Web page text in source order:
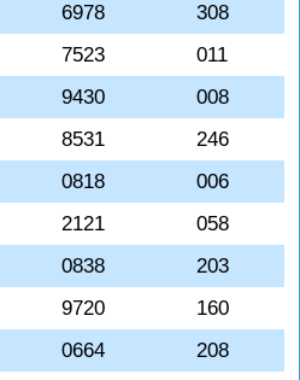
6978
308
7523
011
9430
008
8531
246
0818
006
2121
058
0838
203
9720
160
0664
208